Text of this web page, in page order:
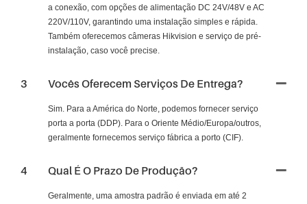
a conexão, com opções de alimentação DC 24V/48V e AC
220V/110V, garantindo uma instalação simples e rápida.
Também oferecemos câmeras Hikvision e serviço de pré-
instalação, caso você precise.
3 Vocês Oferecem Serviços De Entrega?
Sim. Para a América do Norte, podemos fornecer serviço
porta a porta (DDP). Para o Oriente Médio/Europa/outros,
geralmente fornecemos serviço fábrica a porto (CIF).
4 Qual É O Prazo De Produção?
Geralmente, uma amostra padrão é enviada em até 2